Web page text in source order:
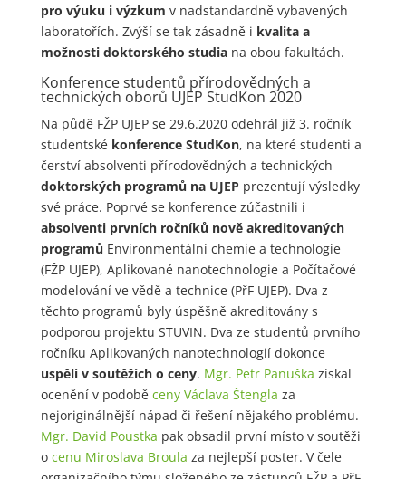
pro výuku i výzkum v nadstandardně vybavených
laboratořích. Zvýší se tak zásadně i kvalita a
možnosti doktorského studiana obou fakultách.
Konference studentů přírodovědných a
technických oborů UJEP StudKon 2020
Na půdě FŽP UJEP se 29.6.2020 odehrál již 3. ročník
studentské konference StudKon, na které studenti a
čerství absolventi přírodovědných a technických
doktorských programů na UJEP prezentují výsledky
své práce. Poprvé se konference zúčastnili i
absolventi prvních ročníků nově akreditovaných
programů Environmentální chemie a technologie
(FŽP UJEP), Aplikované nanotechnologie a Počítačové
modelování ve vědě a technice (PřF UJEP). Dva z
těchto programů byly úspěšně akreditovány s
podporou projektu STUVIN. Dva ze studentů prvního
ročníku Aplikovaných nanotechnologií dokonce
uspěli v soutěžích o ceny. Mgr. Petr Panuška získal
ocenění v podobě ceny Václava Štengla za
nejoriginálnější nápad či řešení nějakého problému.
Mgr. David Poustka pak obsadil první místo v soutěži
o cenu Miroslava Broula za nejlepší poster. V čele